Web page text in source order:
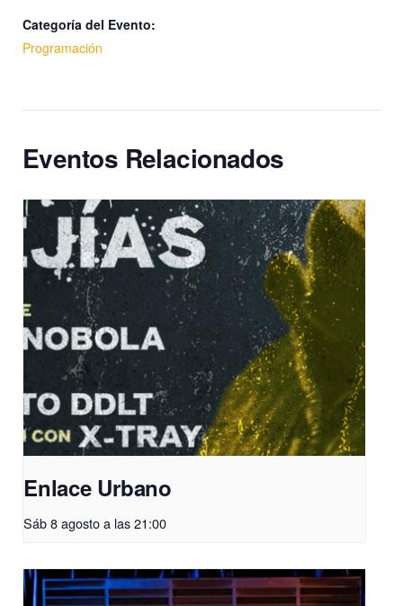
Categoría del Evento:
Programación
Eventos Relacionados
Enlace Urbano
Sáb 8 agosto a las 21:00